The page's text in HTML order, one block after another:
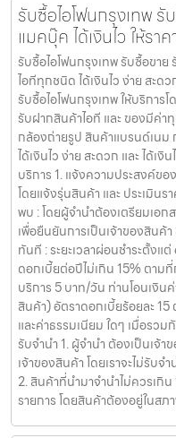
รับซื้อไอโฟนกรุงเทพ รั
แมคบุ๊ค ได้เงินไว ให้รา
รับซื้อไอโฟนกรุงเทพ รับซื้อขาย
ไอทีทุกชนิด ได้เงินไว ง่าย สะด
รับซื้อไอโฟนกรุงเทพ ให้บริการ
รับฝากสินค้าไอที และ ของมีค่า
กล้องถ่ายรูป สินค้าแบรนด์เนม
ได้เงินไว ง่าย สะดวก และ ได้เงิ
บริการ 1. แจ้งความประสงค์ข
โดยแจ้งรุ่นสินค้า และ ประเมิน
พบ : โดยผู้จำนำต้องเตรียมเอก
เพื่อยืนยันการเป็นเจ้าของสินค้
ทันที : ระยะเวลาผ่อนชำระตั้งแ
ดอกเบี้ยต่อปีไม่เกิน 15% ตาม
บริการ 5 บาท/วัน ท่านโอนเงิ
สินค้า) อัตราดอกเบี้ยร้อยละ
และค่าธรรมเนียม ใดๆ เมื่อรว
รับจำนำ 1. ผู้จำนำ ต้องเป็นเจ้
เจ้าของสินค้า โดยเราจะไม่รับจ
2. สินค้าที่นำมาจำนำไม่ควรเกิ
รายการ โดยสินค้าต้องอยู่ในสภ